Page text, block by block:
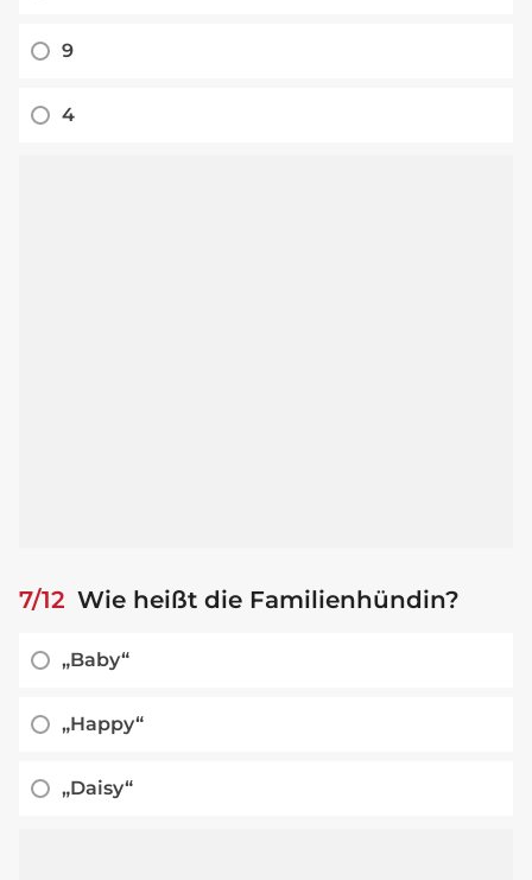
9
4
7/12 Wie heißt die Familienhündin?
„Baby“
„Happy“
„Daisy“